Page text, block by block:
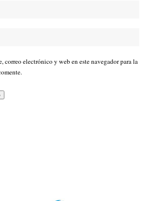
correo electrónico y web en este navegador para la